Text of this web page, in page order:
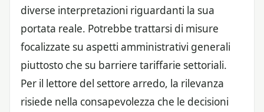
diverse interpretazioni riguardanti la sua
portata reale. Potrebbe trattarsi di misure
focalizzate su aspetti amministrativi generali
piuttosto che su barriere tariffarie settoriali.
Per il lettore del settore arredo, la rilevanza
risiede nella consapevolezza che le decisioni